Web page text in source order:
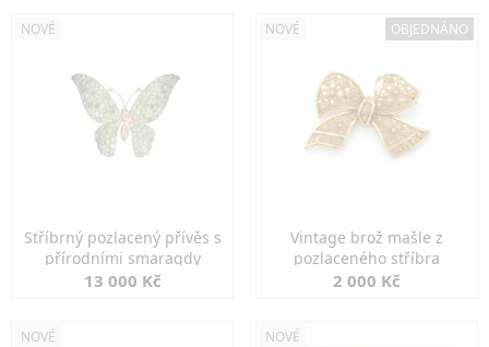
NOVÉ
Stříbrný pozlacený přívěs s
přírodními smaragdy
13 000 Kč
NOVÉ OBJEDNÁNO
Vintage brož mašle z
pozlaceného stříbra
2 000 Kč
NOVÉ NOVÉ